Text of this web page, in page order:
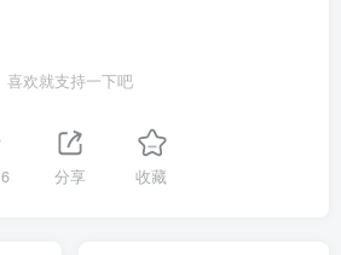
喜欢就支持一下吧
6 分享 收藏